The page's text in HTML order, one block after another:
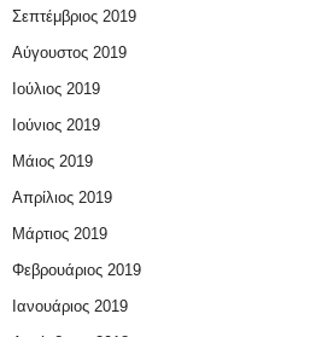
Σεπτέμβριος 2019
Αύγουστος 2019
Ιούλιος 2019
Ιούνιος 2019
Μάιος 2019
Απρίλιος 2019
Μάρτιος 2019
Φεβρουάριος 2019
Ιανουάριος 2019